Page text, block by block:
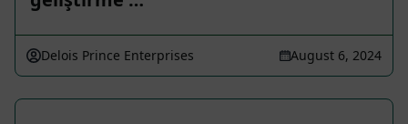
Delois Prince Enterprises August 6, 2024